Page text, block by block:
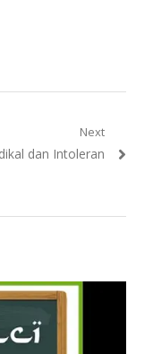
Next
dan Intoleran